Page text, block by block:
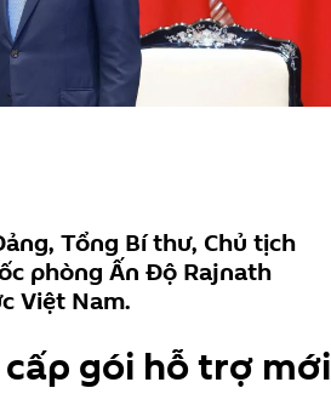
Tổng Bí thư, Chủ tịch
phòng Ấn Độ Rajnath
Việt Nam.
gói hỗ trợ mới